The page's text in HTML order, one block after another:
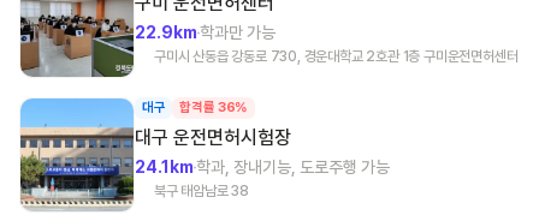
22.9km학과만 가능
구미시 산동읍 강동로 730, 경운대학교 2호관 1층 구미운전면허센터
대구 합격률 36%
대구 운전면허시험장
24.1km학과, 장내기능, 도로주행 가능
북구 태암남로 38